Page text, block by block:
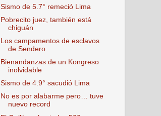
Sismo de 5.7° remeció Lima
Pobrecito juez, también está
chiguán
Los campamentos de esclavos
de Sendero
Bienandanzas de un Kongreso
inolvidable
Sismo de 4.9° sacudió Lima
No es por alabarme pero… tuve
nuevo record